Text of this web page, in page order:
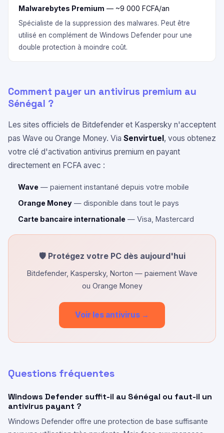
Malwarebytes Premium — ~9 000 FCFA/an
Spécialiste de la suppression des malwares. Peut être
utilisé en complément de Windows Defender pour une
double protection à moindre coût.
Comment payer un antivirus premium au
Sénégal ?
Les sites officiels de Bitdefender et Kaspersky n'acceptent
pas Wave ou Orange Money. Via Senvirtuel, vous obtenez
votre clé d'activation antivirus premium en payant
directement en FCFA avec :
Wave — paiement instantané depuis votre mobile
Orange Money — disponible dans tout le pays
Carte bancaire internationale — Visa, Mastercard
🛡️ Protégez votre PC dès aujourd'hui
Bitdefender, Kaspersky, Norton — paiement Wave
ou Orange Money
Voir les antivirus →
Questions fréquentes
Windows Defender suffit-il au Sénégal ou faut-il un
antivirus payant ?
Windows Defender offre une protection de base suffisante